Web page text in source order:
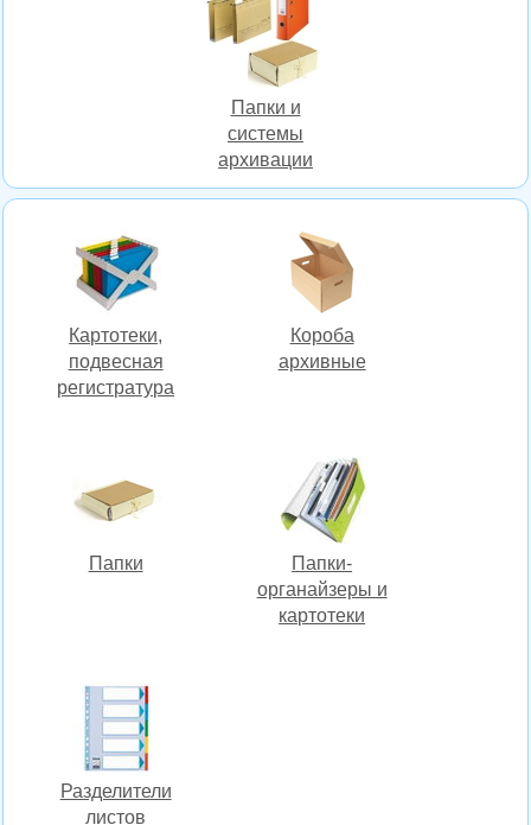
Папки и
системы
архивации
Картотеки,
подвесная
регистратура
Короба
архивные
Папки
Папки-
органайзеры и
картотеки
Разделители
листов